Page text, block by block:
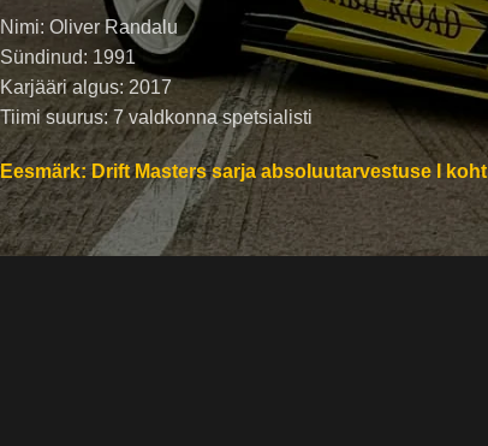
Nimi: Oliver Randalu
Sündinud: 1991
Karjääri algus: 2017
Tiimi suurus: 7 valdkonna spetsialisti
Eesmärk: Drift Masters sarja absoluutarvestuse I koht